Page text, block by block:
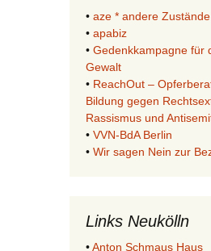
• aze * andere
• apabiz
• Gedenkkampagne für
Gewalt
• ReachOut –
Bildung gegen
Rassismus und
• VVN-BdA Berlin
• Wir sagen Nein zur
Links Neukölln
•Anton Schmaus Haus